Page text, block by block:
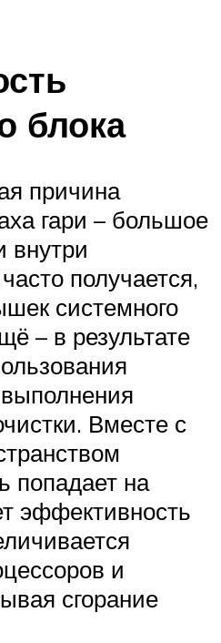
блока
причина
гари – большое
внутри
получается,
системного
– в результате
Вместе с
попадает на
эффективность
и
сгорание